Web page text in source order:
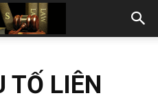
TỐ LIÊN